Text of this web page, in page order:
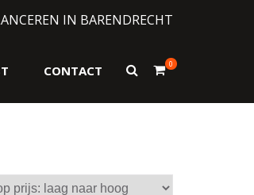
IN BARENDRECHT
CONTACT
Toon
0